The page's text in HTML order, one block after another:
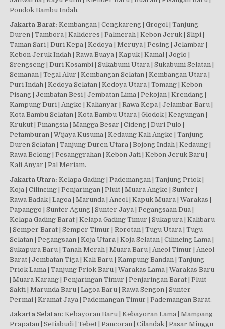
Pondok Bambu Indah.
Jakarta Barat: Kembangan | Cengkareng | Grogol | Tanjung
Duren | Tambora | Kalideres | Palmerah | Kebon Jeruk | Slipi |
Taman Sari | Duri Kepa | Kedoya | Meruya | Pesing | Jelambar |
Kebon Jeruk Indah | Rawa Buaya | Kapuk | Kamal | Joglo |
Srengseng | Duri Kosambi | Sukabumi Utara | Sukabumi Selatan |
Semanan | Tegal Alur | Kembangan Selatan | Kembangan Utara |
Puri Indah | Kedoya Selatan | Kedoya Utara | Tomang | Kebon
Pisang | Jembatan Besi | Jembatan Lima | Pekojan | Krendang |
Kampung Duri | Angke | Kalianyar | Rawa Kepa | Jelambar Baru |
Kota Bambu Selatan | Kota Bambu Utara | Glodok | Keagungan |
Krukut | Pinangsia | Mangga Besar | Cideng | Duri Pulo |
Petamburan | Wijaya Kusuma | Kedaung Kali Angke | Tanjung
Duren Selatan | Tanjung Duren Utara | Bojong Indah | Kedaung |
Rawa Belong | Pesanggrahan | Kebon Jati | Kebon Jeruk Baru |
Kali Anyar | Pal Meriam.
Jakarta Utara: Kelapa Gading | Pademangan | Tanjung Priok |
Koja | Cilincing | Penjaringan | Pluit | Muara Angke | Sunter |
Rawa Badak | Lagoa | Marunda | Ancol | Kapuk Muara | Warakas |
Papanggo | Sunter Agung | Sunter Jaya | Pegangsaan Dua |
Kelapa Gading Barat | Kelapa Gading Timur | Sukapura | Kalibaru
| Semper Barat | Semper Timur | Rorotan | Tugu Utara | Tugu
Selatan | Pegangsaan | Koja Utara | Koja Selatan | Cilincing Lama |
Sukapura Baru | Tanah Merah | Muara Baru | Ancol Timur | Ancol
Barat | Jembatan Tiga | Kali Baru | Kampung Bandan | Tanjung
Priok Lama | Tanjung Priok Baru | Warakas Lama | Warakas Baru
| Muara Karang | Penjaringan Timur | Penjaringan Barat | Pluit
Sakti | Marunda Baru | Lagoa Baru | Rawa Sengon | Sunter
Permai | Kramat Jaya | Pademangan Timur | Pademangan Barat.
Jakarta Selatan: Kebayoran Baru | Kebayoran Lama | Mampang
Prapatan | Setiabudi | Tebet | Pancoran | Cilandak | Pasar Minggu